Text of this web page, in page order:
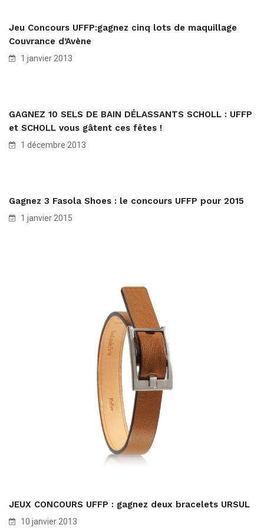
Jeu Concours UFFP:gagnez cinq lots de maquillage
Couvrance d’Avène
1 janvier 2013
GAGNEZ 10 SELS DE BAIN DÉLASSANTS SCHOLL : UFFP
et SCHOLL vous gâtent ces fêtes !
1 décembre 2013
Gagnez 3 Fasola Shoes : le concours UFFP pour 2015
1 janvier 2015
JEUX CONCOURS UFFP : gagnez deux bracelets URSUL
10 janvier 2013